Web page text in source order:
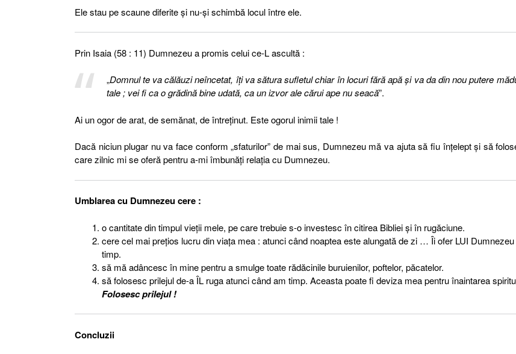
Ele stau pe scaune diferite şi nu-şi schimbă locul între ele.
Prin Isaia (58 : 11) Dumnezeu a promis celui ce-L ascultă :
„Domnul te va călăuzi neîncetat, îţi va sătura sufletul chiar în locuri fără apă şi va da din nou putere
tale ; vei fi ca o grădină bine udată, ca un izvor ale cărui ape nu seacă”.
Ai un ogor de arat, de semănat, de întreţinut. Este ogorul inimii tale !
Dacă niciun plugar nu va face conform „sfaturilor” de mai sus, Dumnezeu mă va ajuta să fiu înţelept şi să
care zilnic mi se oferă pentru a-mi îmbunăţi relaţia cu Dumnezeu.
Umblarea cu Dumnezeu cere :
o cantitate din timpul vieţii mele, pe care trebuie s-o investesc în citirea Bibliei şi în rugăciune.
cere cel mai preţios lucru din viaţa mea : atunci când noaptea este alungată de zi … Îi ofer LUI
timp.
să mă adâncesc în mine pentru a smulge toate rădăcinile buruienilor, poftelor, păcatelor.
să folosesc prilejul de-a ÎL ruga atunci când am timp. Aceasta poate fi deviza mea pentru înaintarea
Folosesc prilejul !
Concluzii